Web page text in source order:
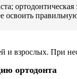
освоить
и взрослых. При
ортодонта